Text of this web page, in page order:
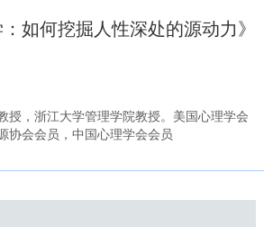
：如何挖掘人性深处的源动力》
授，浙江大学管理学院教授。美国心理学会
协会会员，中国心理学会会员